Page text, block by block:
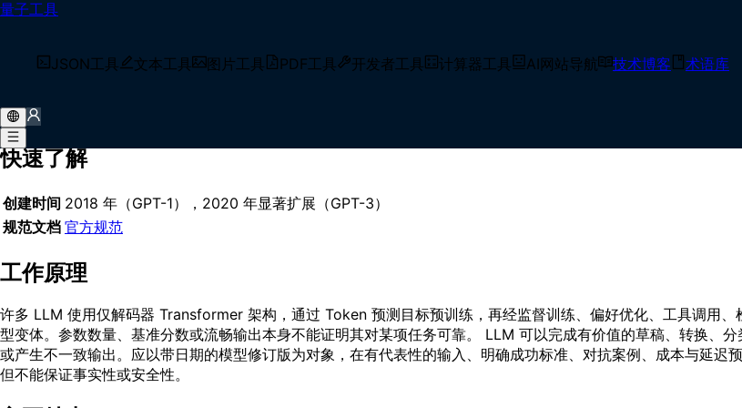
量子工具
JSON工具 文本工具 图片工具 PDF工具 开发者工具 计算器工具 AI网站导航 技术博客 术语库
首页/术语库
什么是 大语言模型？
码策略、工具、检索和评测协议。
快速了解
创建时间 2018 年（GPT-1），2020 年显著扩展（GPT-3）
规范文档 官方规范
工作原理
许多 LLM 使用仅解码器 Transformer 架构，通过 Token 预测目标预训练，再经监督训练、偏好优化、工具调用
型变体。参数数量、基准分数或流畅输出本身不能证明其对某项任务可靠。 LLM 可以完成有价值的草稿、转换、
或产生不一致输出。应以带日期的模型修订版为对象，在有代表性的输入、明确成功标准、对抗案例、成本与延迟
但不能保证事实性或安全性。